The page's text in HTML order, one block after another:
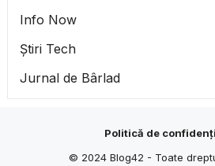
Info Now
Știri Tech
Jurnal de Bârlad
Politică de
© 2024Blog42 - Toate